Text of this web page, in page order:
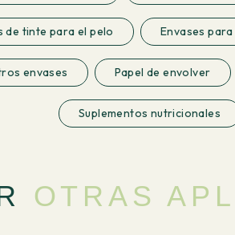
de tinte para el pelo Envases
envases Papel de envolver
Suplementos nutricionales
OTRAS